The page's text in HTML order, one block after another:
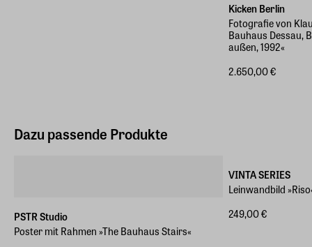
Kicken Berlin
Fotografie von
Bauhaus Dessau,
außen, 1992«
2.650,00 €
Dazu passende Produkte
PSTR Studio
Poster mit Rahmen »The Bauhaus Stairs«
VINTA SERIES
Leinwandbild
249,00 €